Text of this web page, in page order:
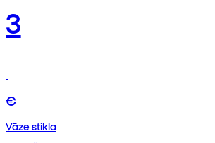
3
€
Vāze stikla